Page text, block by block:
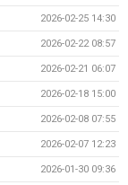
2026-02-25 14:30
2026-02-22 08:57
2026-02-21 06:07
2026-02-18 15:00
2026-02-08 07:55
2026-02-07 12:23
2026-01-30 09:36